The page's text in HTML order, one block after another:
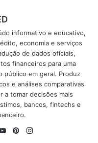
informativo e educativo,
economia e serviços
de dados oficiais,
financeiros para uma
público em geral. Produz
e análises comparativas
a tomar decisões mais
bancos, fintechs e
YouTubePinterest